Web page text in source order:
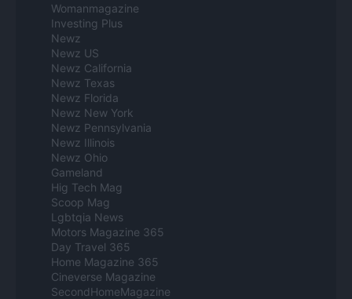
Womanmagazine
Investing Plus
Newz
Newz US
Newz California
Newz Texas
Newz Florida
Newz New York
Newz Pennsylvania
Newz Illinois
Newz Ohio
Gameland
Hig Tech Mag
Scoop Mag
Lgbtqia News
Motors Magazine 365
Day Travel 365
Home Magazine 365
Cineverse Magazine
SecondHomeMagazine